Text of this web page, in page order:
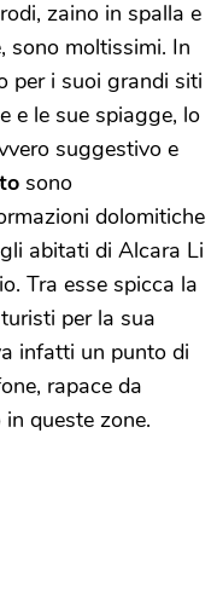
zaino in spalla e
sono moltissimi. In
per i suoi grandi siti
e le sue spiagge, lo
suggestivo e
sono
dolomitiche
abitati di Alcara Li
Tra esse spicca la
per la sua
infatti un punto di
rapace da
queste zone.